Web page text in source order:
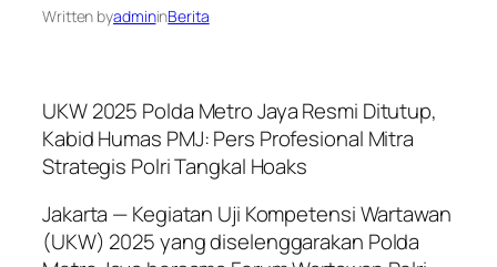
Written byadmininBerita
UKW 2025 Polda Metro Jaya Resmi Ditutup,
Kabid Humas PMJ: Pers Profesional Mitra
Strategis Polri Tangkal Hoaks
Jakarta — Kegiatan Uji Kompetensi Wartawan
(UKW) 2025 yang diselenggarakan Polda